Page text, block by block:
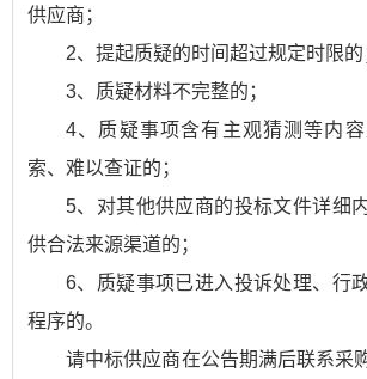
供应商；
2、提起质疑的时间超过规定时限的
3、质疑材料不完整的；
4、质疑事项含有主观猜测等内
索、难以查证的；
5、对其他供应商的投标文件详细
供合法来源渠道的；
6、质疑事项已进入投诉处理、行
程序的。
请中标供应商在公告期满后联系采